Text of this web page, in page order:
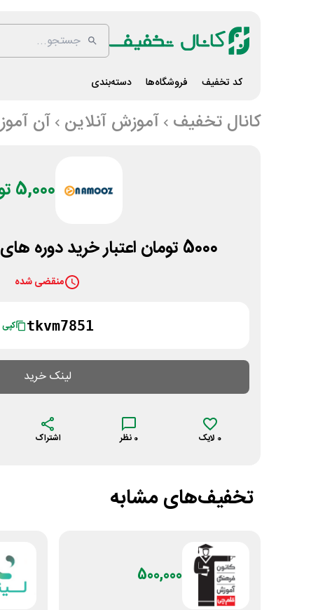
کد تخفیف فروشگاه‌ها دسته‌بندی
کانال تخفیف آموزش آنلاین آن آموز
5,000 تومان
5000 تومان اعتبار خرید دوره های آن آموز با ثبت نام
منقضی شده
tkvm7851 کپی
لینک خرید
0 لایک 0 نظر اشتراک
تخفیف‌های مشابه
500,000